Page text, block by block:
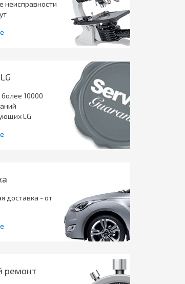
неисправности
10000
LG
доставка - от
ремонт